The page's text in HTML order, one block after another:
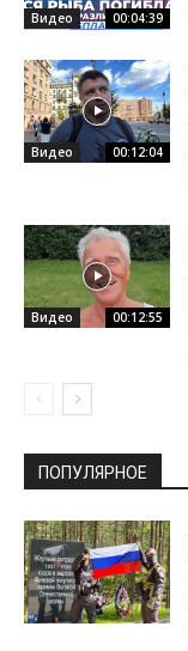
Видео 00:04:39
Видео 00:12:04
Видео 00:12:55
ПОПУЛЯРНОЕ